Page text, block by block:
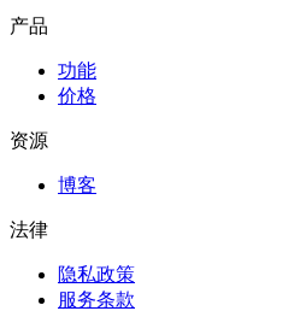
产品
功能
价格
资源
博客
法律
隐私政策
服务条款